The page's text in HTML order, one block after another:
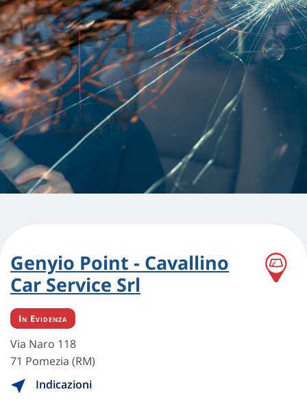
Genyio Point - Cavallino
Car Service Srl
In Evidenza
Via Naro 118
71 Pomezia (RM)
Indicazioni